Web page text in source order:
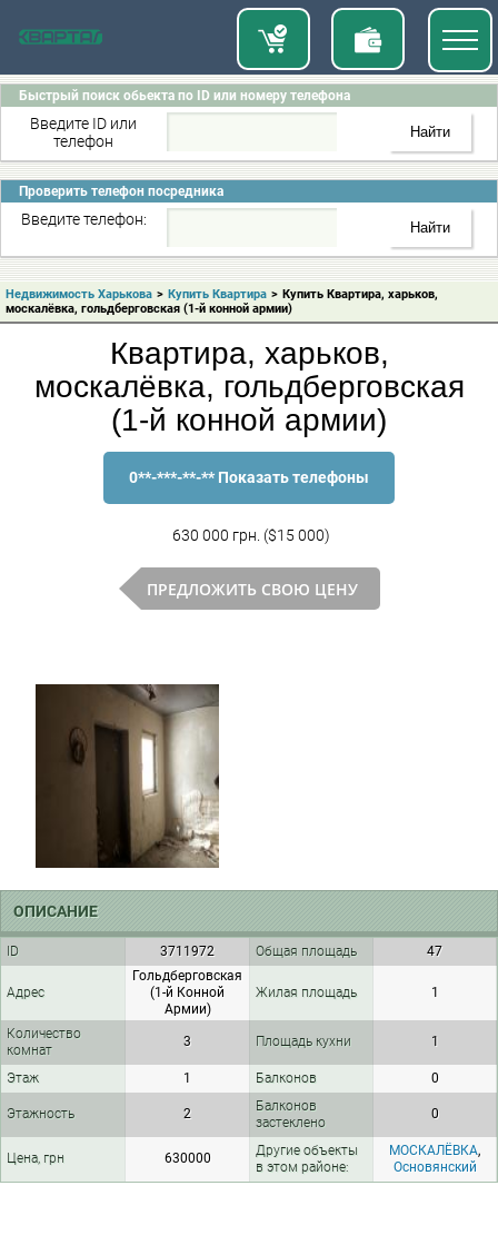
Быстрый поиск обьекта по ID или номеру телефона
Введите ID или
телефон
Проверить телефон посредника
Введите телефон:
Недвижимость Харькова > Купить Квартира > Купить Квартира, харьков,
москалёвка, гольдберговская (1-й конной армии)
Квартира, харьков,
москалёвка, гольдберговская
(1-й конной армии)
0**-***-**-** Показать телефоны
630 000 грн. ($15 000)
ПРЕДЛОЖИТЬ СВОЮ ЦЕНУ
ОПИСАНИЕ
ID 3711972 Общая площадь 47
Адрес
Гольдберговская
(1-й Конной
Армии)
Жилая площадь 1
Количество
комнат
3 Площадь кухни 1
Этаж 1 Балконов 0
Этажность 2
Балконов
застеклено
0
Цена, грн 630000
Другие объекты
в этом районе:
МОСКАЛЁВКА,
Основянский